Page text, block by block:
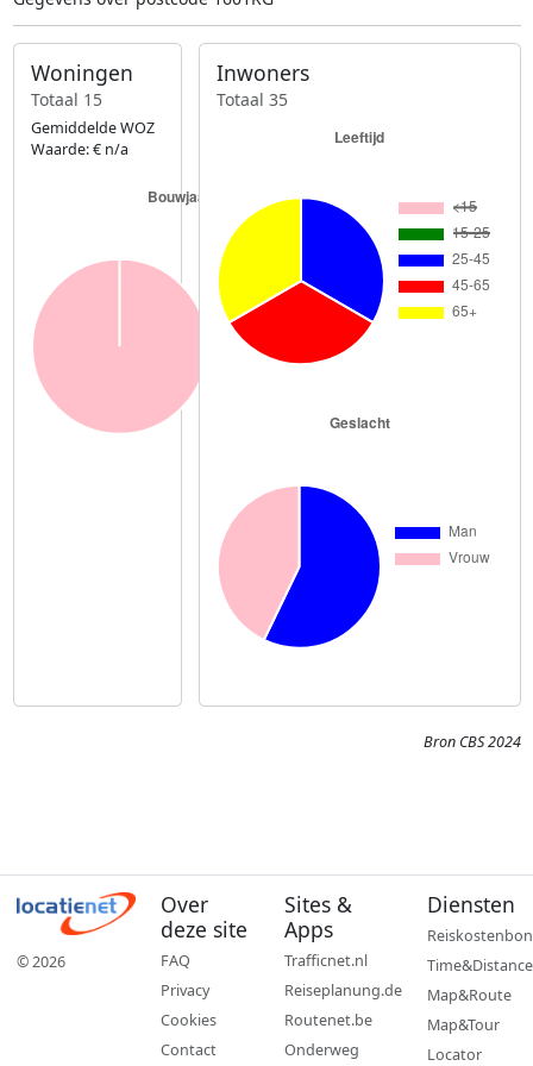
Woningen
Totaal 15
Gemiddelde WOZ
Waarde: € n/a
Inwoners
Totaal 35
Bron CBS 2024
© 2026
Over
deze site
FAQ
Privacy
Cookies
Contact
Sites &
Apps
Trafficnet.nl
Reiseplanung.de
Routenet.be
Onderweg
Diensten
Reiskostenbon
Time&Distance
Map&Route
Map&Tour
Locator